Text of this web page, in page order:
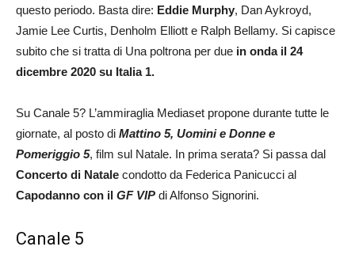
questo periodo. Basta dire: Eddie Murphy, Dan Aykroyd,
Jamie Lee Curtis, Denholm Elliott e Ralph Bellamy. Si capisce
subito che si tratta di Una poltrona per due in onda il 24
dicembre 2020 su Italia 1.
Su Canale 5? L’ammiraglia Mediaset propone durante tutte le
giornate, al posto di Mattino 5, Uomini e Donne e
Pomeriggio 5, film sul Natale. In prima serata? Si passa dal
Concerto di Natale condotto da Federica Panicucci al
Capodanno con il GF VIP di Alfonso Signorini.
Canale 5